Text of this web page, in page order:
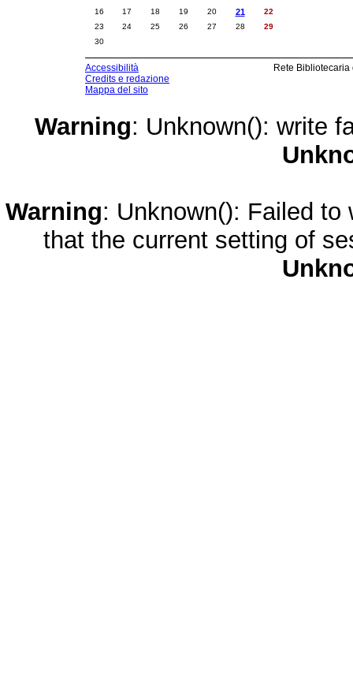
16
17 18 19 20 21
22
23
24 25 26 27 28
29
30
Accessibilità
Credits e redazione
Mappa del sito
Rete
Warning: Unknown(): write
Warning: Unknown(): Failed
that the current setting of